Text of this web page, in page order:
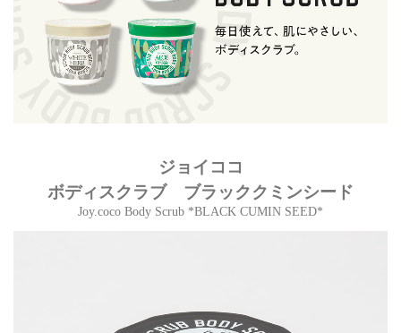
ジョイココ
ボディスクラブ ブラッククミンシード
Joy.coco Body Scrub *BLACK CUMIN SEED*